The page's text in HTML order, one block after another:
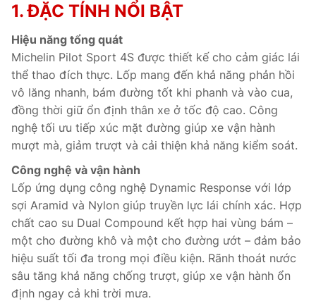
1. ĐẶC TÍNH NỔI BẬT
Hiệu năng tổng quát
Michelin Pilot Sport 4S được thiết kế cho cảm giác lái
thể thao đích thực. Lốp mang đến khả năng phản hồi
vô lăng nhanh, bám đường tốt khi phanh và vào cua,
đồng thời giữ ổn định thân xe ở tốc độ cao. Công
nghệ tối ưu tiếp xúc mặt đường giúp xe vận hành
mượt mà, giảm trượt và cải thiện khả năng kiểm soát.
Công nghệ và vận hành
Lốp ứng dụng công nghệ Dynamic Response với lớp
sợi Aramid và Nylon giúp truyền lực lái chính xác. Hợp
chất cao su Dual Compound kết hợp hai vùng bám –
một cho đường khô và một cho đường ướt – đảm bảo
hiệu suất tối đa trong mọi điều kiện. Rãnh thoát nước
sâu tăng khả năng chống trượt, giúp xe vận hành ổn
định ngay cả khi trời mưa.